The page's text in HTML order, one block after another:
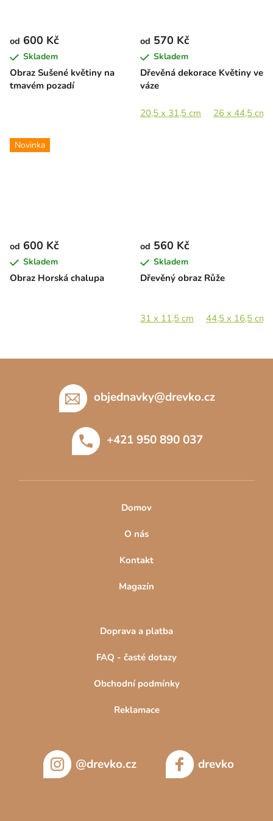
Obraz Sušené květiny na
tmavém pozadí
od 600 Kč
Skladem
Dřevěná dekorace Květiny ve
váze
od 570 Kč
Skladem
20,5 x 31,5 cm 26 x 44,5 cm
Novinka
Obraz Horská chalupa
od 600 Kč
Skladem
Dřevěný obraz Růže
od 560 Kč
Skladem
31 x 11,5 cm 44,5 x 16,5 cm
objednavky@drevko.cz
+421 950 890 037
Domov
O nás
Kontakt
Magazín
Doprava a platba
FAQ - časté dotazy
Obchodní podmínky
Reklamace
@drevko.cz drevko